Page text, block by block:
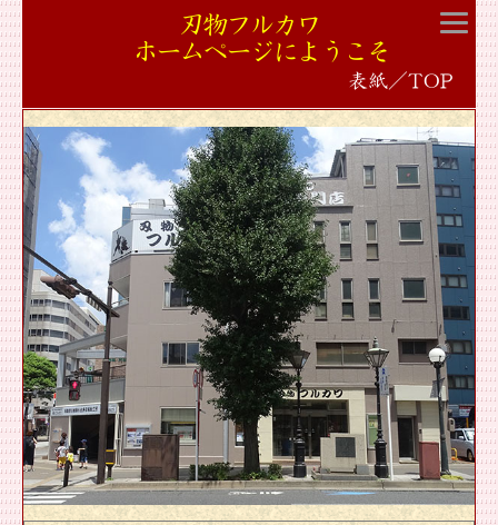
刃物フルカワ
ホームページにようこそ
表紙／TOP